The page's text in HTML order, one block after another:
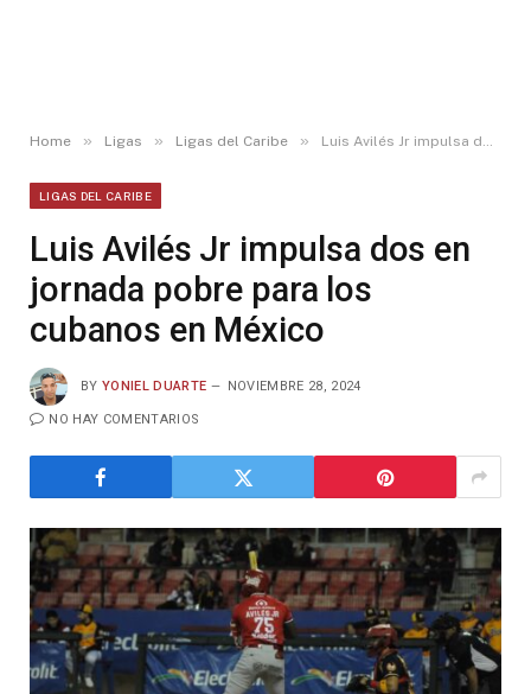
Home » Ligas » Ligas del Caribe » Luis Avilés Jr impulsa dos en jornada pobre para los cubanos en México
LIGAS DEL CARIBE
Luis Avilés Jr impulsa dos en
jornada pobre para los
cubanos en México
BY YONIEL DUARTE NOVIEMBRE 28, 2024
NO HAY COMENTARIOS